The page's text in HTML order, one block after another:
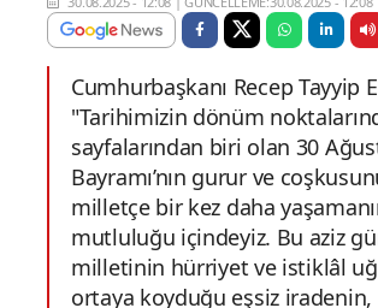
Cumhurbaşkanı Recep Tayyip
"Tarihimizin dönüm
sayfalarından biri olan 30
Bayramı’nın gurur ve
milletçe bir kez daha
mutluluğu içindeyiz. Bu aziz
milletinin hürriyet ve istiklâl
ortaya koyduğu eşsiz iradenin,